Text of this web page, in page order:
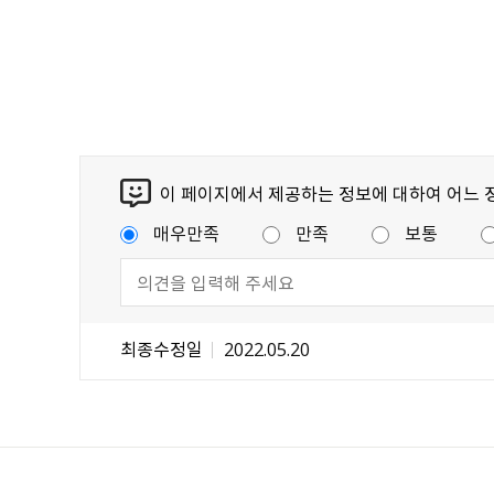
이 페이지에서 제공하는 정보에 대하여 어느
매우만족
만족 보통
최종수정일 2022.05.20